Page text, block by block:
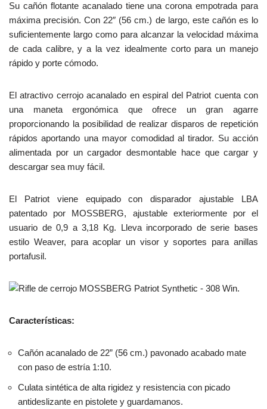
Su cañón flotante acanalado tiene una corona empotrada para
máxima precisión. Con 22″ (56 cm.) de largo, este cañón es lo
suficientemente largo como para alcanzar la velocidad máxima
de cada calibre, y a la vez idealmente corto para un manejo
rápido y porte cómodo.
El atractivo cerrojo acanalado en espiral del Patriot cuenta con
una maneta ergonómica que ofrece un gran agarre
proporcionando la posibilidad de realizar disparos de repetición
rápidos aportando una mayor comodidad al tirador. Su acción
alimentada por un cargador desmontable hace que cargar y
descargar sea muy fácil.
El Patriot viene equipado con disparador ajustable LBA
patentado por MOSSBERG, ajustable exteriormente por el
usuario de 0,9 a 3,18 Kg. Lleva incorporado de serie bases
estilo Weaver, para acoplar un visor y soportes para anillas
portafusil.
Características:
Cañón acanalado de 22” (56 cm.) pavonado acabado mate
con paso de estría 1:10.
Culata sintética de alta rigidez y resistencia con picado
antideslizante en pistolete y guardamanos.